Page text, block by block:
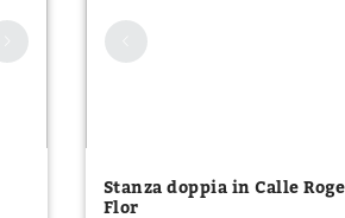
Stanza doppia in Calle
Flor